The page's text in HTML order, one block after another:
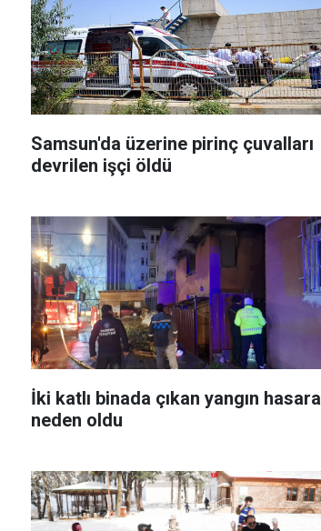
Samsun'da üzerine pirinç çuvalları
devrilen işçi öldü
İki katlı binada çıkan yangın hasara
neden oldu